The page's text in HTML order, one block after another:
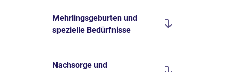
Mehrlingsgeburten und
spezielle Bedürfnisse
Nachsorge und